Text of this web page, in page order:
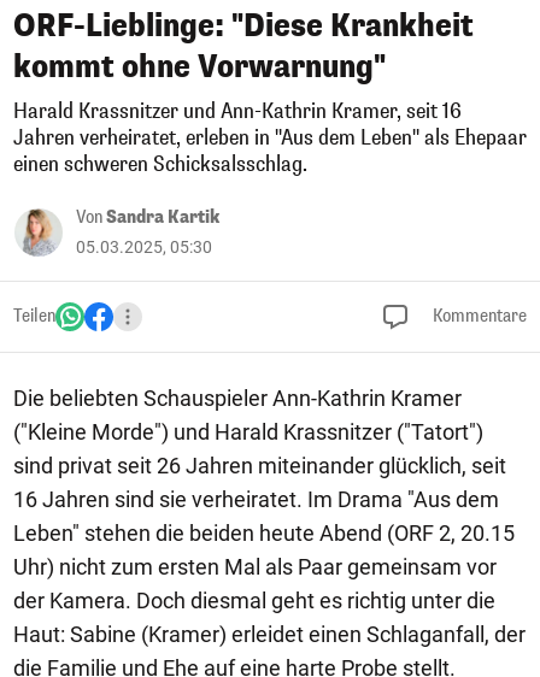
ORF-Lieblinge: "Diese Krankheit
kommt ohne Vorwarnung"
Harald Krassnitzer und Ann-Kathrin Kramer, seit 16
Jahren verheiratet, erleben in "Aus dem Leben" als Ehepaar
einen schweren Schicksalsschlag.
VonSandra Kartik
05.03.2025, 05:30
Teilen Kommentare
Die beliebten Schauspieler Ann-Kathrin Kramer
("Kleine Morde") und Harald Krassnitzer ("Tatort")
sind privat seit 26 Jahren miteinander glücklich, seit
16 Jahren sind sie verheiratet. Im Drama "Aus dem
Leben" stehen die beiden heute Abend (ORF 2, 20.15
Uhr) nicht zum ersten Mal als Paar gemeinsam vor
der Kamera. Doch diesmal geht es richtig unter die
Haut: Sabine (Kramer) erleidet einen Schlaganfall, der
die Familie und Ehe auf eine harte Probe stellt.